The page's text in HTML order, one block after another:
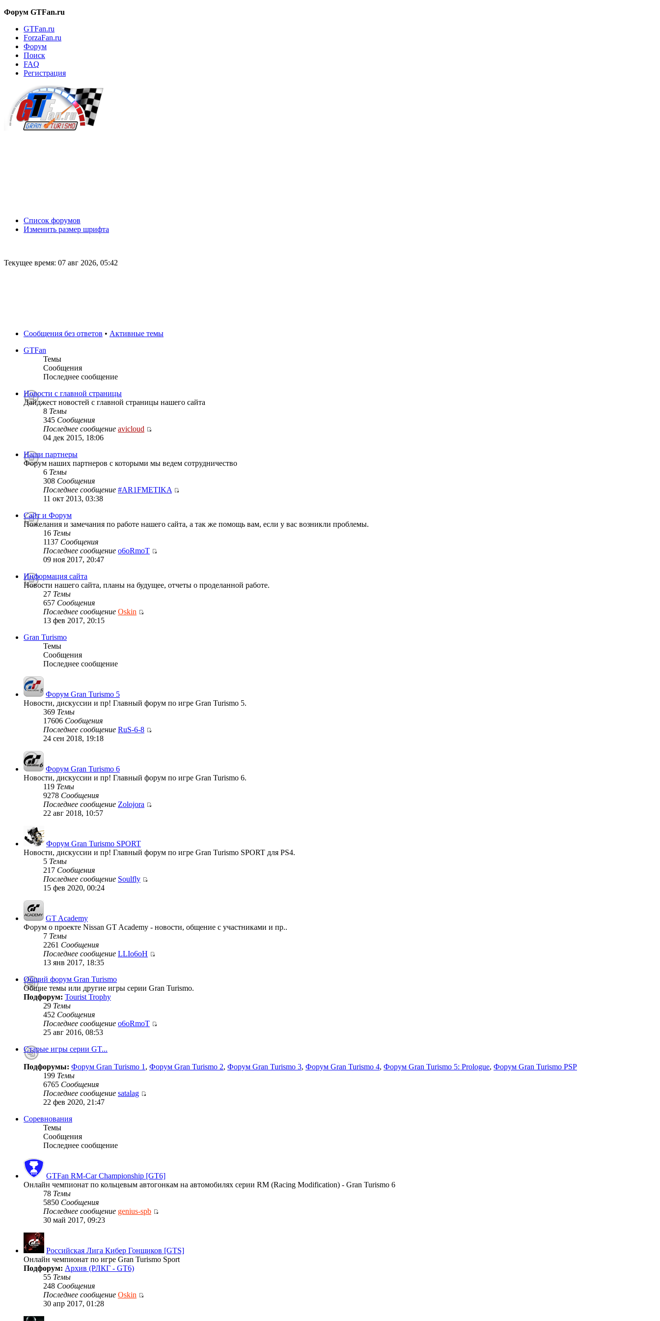
Форум GTFan.ru
GTFan.ru
ForzaFan.ru
Форум
Поиск
FAQ
Регистрация
Список форумов
Изменить размер шрифта
Текущее время: 07 авг 2026, 05:42
Сообщения без ответов • Активные темы
GTFan
Темы
Сообщения
Последнее сообщение
Новости с главной страницы
Дайджест новостей с главной страницы нашего сайта
8 Темы
345 Сообщения
Последнее сообщение avicloud
04 дек 2015, 18:06
Наши партнеры
Форум наших партнеров с которыми мы ведем сотрудничество
6 Темы
308 Сообщения
Последнее сообщение #AR1FMETIKA
11 окт 2013, 03:38
Сайт и Форум
Пожелания и замечания по работе нашего сайта, а так же помощь вам, если у вас возникли проблемы.
16 Темы
1137 Сообщения
Последнее сообщение o6oRmoT
09 ноя 2017, 20:47
Информация сайта
Новости нашего сайта, планы на будущее, отчеты о проделанной работе.
27 Темы
657 Сообщения
Последнее сообщение Oskin
13 фев 2017, 20:15
Gran Turismo
Темы
Сообщения
Последнее сообщение
Форум Gran Turismo 5
Новости, дискуссии и пр! Главный форум по игре Gran Turismo 5.
369 Темы
17606 Сообщения
Последнее сообщение RuS-6-8
24 сен 2018, 19:18
Форум Gran Turismo 6
Новости, дискуссии и пр! Главный форум по игре Gran Turismo 6.
119 Темы
9278 Сообщения
Последнее сообщение Zolojora
22 авг 2018, 10:57
Форум Gran Turismo SPORT
Новости, дискуссии и пр! Главный форум по игре Gran Turismo SPORT для PS4.
5 Темы
217 Сообщения
Последнее сообщение Soulfly
15 фев 2020, 00:24
GT Academy
Форум о проекте Nissan GT Academy - новости, общение с участниками и пр..
7 Темы
2261 Сообщения
Последнее сообщение LLIo6oH
13 янв 2017, 18:35
Общий форум Gran Turismo
Общие темы или другие игры серии Gran Turismo.
Подфорум: Tourist Trophy
29 Темы
452 Сообщения
Последнее сообщение o6oRmoT
25 авг 2016, 08:53
Старые игры серии GT...
Подфорумы: Форум Gran Turismo 1 , Форум Gran Turismo 2, Форум Gran Turismo 3, Форум Gran Turismo 4, Форум Gran Turismo 5: Prologue, Форум Gran Turismo PSP
199 Темы
6765 Сообщения
Последнее сообщение satalag
22 фев 2020, 21:47
Соревнования
Темы
Сообщения
Последнее сообщение
GTFan RM-Car Championship [GT6]
Онлайн чемпионат по кольцевым автогонкам на автомобилях серии RM (Racing Modification) - Gran Turismo 6
78 Темы
5850 Сообщения
Последнее сообщение genius-spb
30 май 2017, 09:23
Российская Лига Кибер Гонщиков [GTS]
Онлайн чемпионат по игре Gran Turismo Sport
Подфорум: Архив (РЛКГ - GT6)
55 Темы
248 Сообщения
Последнее сообщение Oskin
30 апр 2017, 01:28